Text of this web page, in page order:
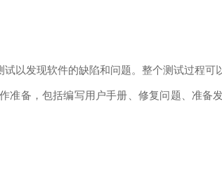
发现软件的缺陷和问题。整个测试过程可
备，包括编写用户手册、修复问题、准备